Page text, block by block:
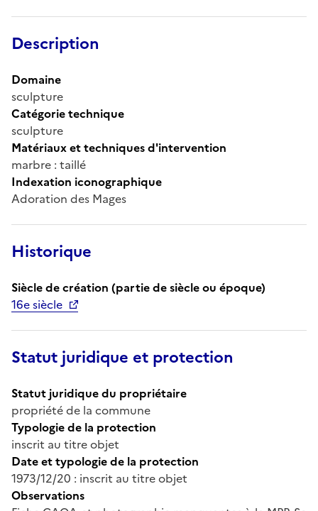
Description
Domaine
sculpture
Catégorie technique
sculpture
Matériaux et techniques d'intervention
marbre : taillé
Indexation iconographique
Adoration des Mages
Historique
Siècle de création (partie de siècle ou époque)
16e siècle
Statut juridique et protection
Statut juridique du propriétaire
propriété de la commune
Typologie de la protection
inscrit au titre objet
Date et typologie de la protection
1973/12/20 : inscrit au titre objet
Observations